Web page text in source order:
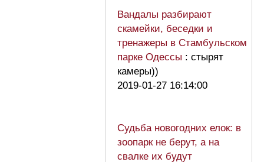
Вандалы разбирают
скамейки, беседки и
тренажеры в Стамбульском
парке Одессы : стырят
камеры))
2019-01-27 16:14:00
Судьба новогодних елок: в
зоопарк не берут, а на
свалке их будут